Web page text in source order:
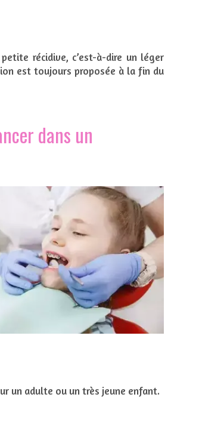
récidive, c’est-à-dire un léger
est toujours proposée à la fin du
dans un
un adulte ou un très jeune enfant.